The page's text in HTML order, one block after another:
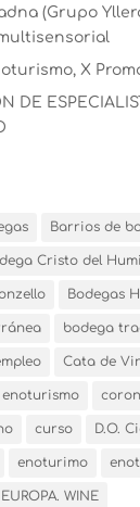
(Grupo
X
DE
Barrios de
Cristo del
Bodegas
bodega
Cata de
curso D.O.
enoturimo
WINE